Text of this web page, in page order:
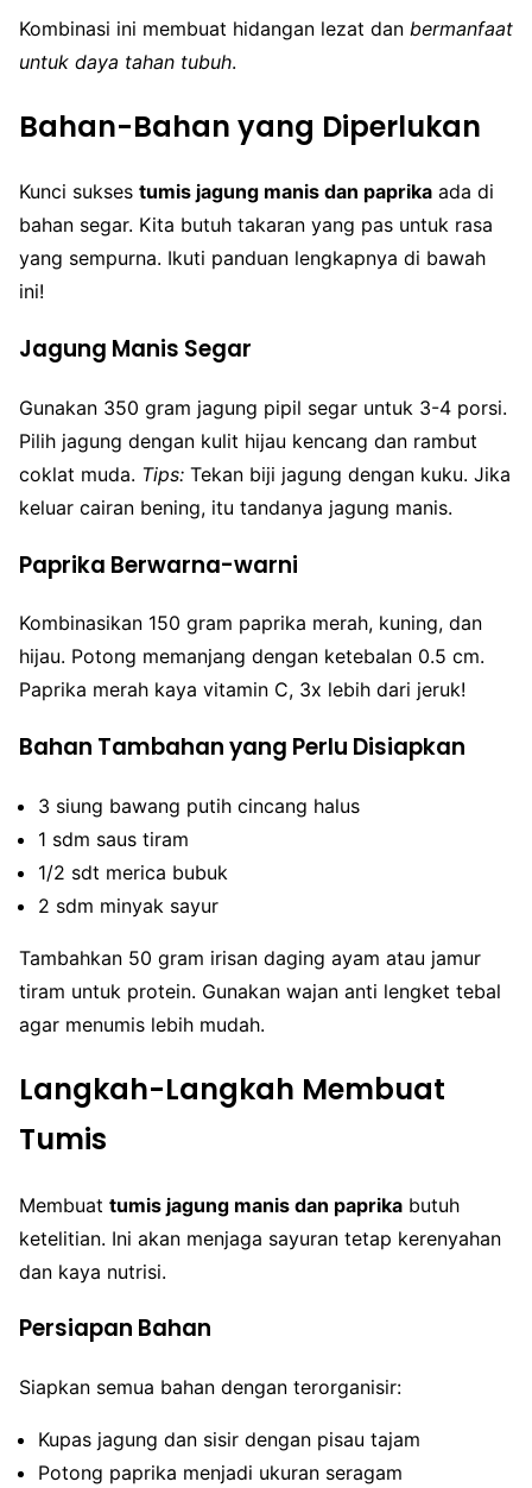
Kombinasi ini membuat hidangan lezat dan bermanfaat
untuk daya tahan tubuh.
Bahan-Bahan yang Diperlukan
Kunci sukses tumis jagung manis dan paprika ada di
bahan segar. Kita butuh takaran yang pas untuk rasa
yang sempurna. Ikuti panduan lengkapnya di bawah
ini!
Jagung Manis Segar
Gunakan 350 gram jagung pipil segar untuk 3-4 porsi.
Pilih jagung dengan kulit hijau kencang dan rambut
coklat muda. Tips: Tekan biji jagung dengan kuku. Jika
keluar cairan bening, itu tandanya jagung manis.
Paprika Berwarna-warni
Kombinasikan 150 gram paprika merah, kuning, dan
hijau. Potong memanjang dengan ketebalan 0.5 cm.
Paprika merah kaya vitamin C, 3x lebih dari jeruk!
Bahan Tambahan yang Perlu Disiapkan
3 siung bawang putih cincang halus
1 sdm saus tiram
1/2 sdt merica bubuk
2 sdm minyak sayur
Tambahkan 50 gram irisan daging ayam atau jamur
tiram untuk protein. Gunakan wajan anti lengket tebal
agar menumis lebih mudah.
Langkah-Langkah Membuat
Tumis
Membuat tumis jagung manis dan paprika butuh
ketelitian. Ini akan menjaga sayuran tetap kerenyahan
dan kaya nutrisi.
Persiapan Bahan
Siapkan semua bahan dengan terorganisir:
Kupas jagung dan sisir dengan pisau tajam
Potong paprika menjadi ukuran seragam